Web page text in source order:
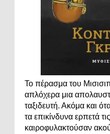
Το πέρασμα του
απλόχερα μια
ταξιδευτή. Ακόμα και
τα επικίνδυνα ερπετά
καιροφυλακτούσαν